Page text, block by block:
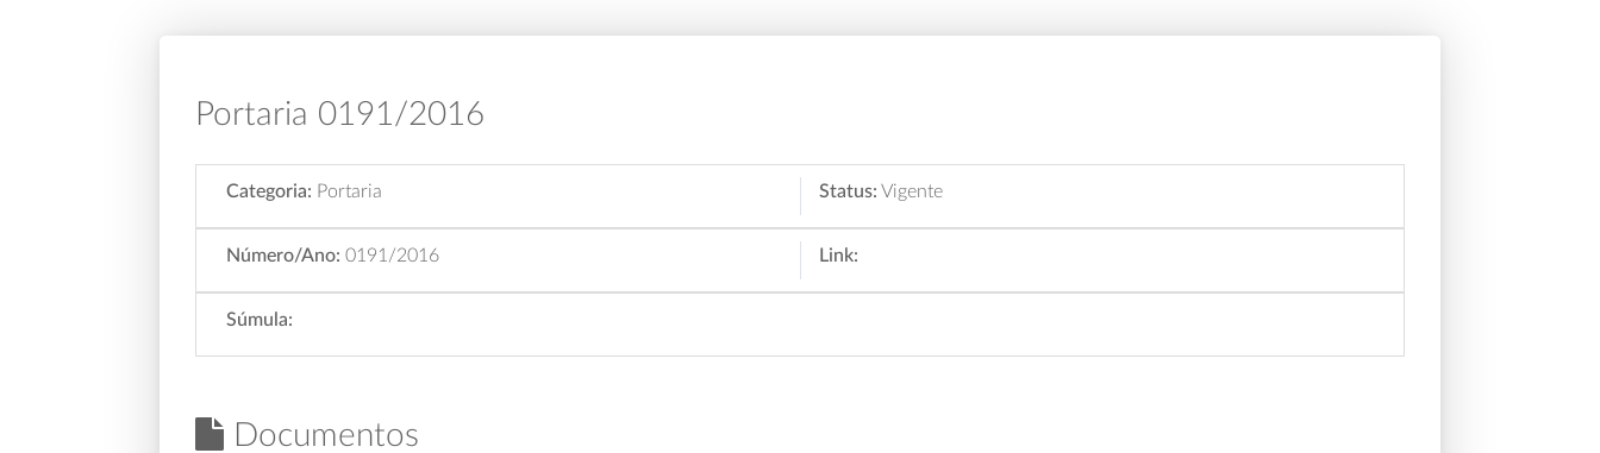
Portaria 0191/2016
Categoria: Portaria Status: Vigente
Número/Ano: 0191/2016 Link:
Súmula:
Documentos